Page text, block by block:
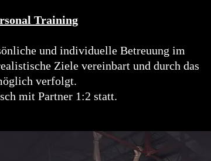
Training
und individuelle Betreuung im
Ziele vereinbart und durch das
verfolgt.
mit Partner 1:2 statt.